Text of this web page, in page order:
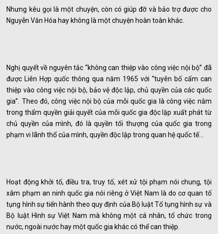
Nhưng kêu gọi là một chuyện, còn có giúp đỡ và bảo trợ được cho
Nguyễn Văn Hóa hay không là một chuyện hoàn toàn khác.
Nghị quyết về nguyên tắc “không can thiệp vào công việc nội bộ” đã
được Liên Hợp quốc thông qua năm 1965 với “tuyên bố cấm can
thiệp vào công việc nội bộ, bảo vệ độc lập, chủ quyền của các quốc
gia”. Theo đó, công việc nội bộ của mỗi quốc gia là công việc nằm
trong thẩm quyền giải quyết của mỗi quốc gia độc lập xuất phát từ
chủ quyền của mình, đó là quyền tối thượng của quốc gia trong
phạm vi lãnh thổ của mình, quyền độc lập trong quan hệ quốc tế…
Hoạt động khởi tố, điều tra, truy tố, xét xử tội phạm nói chung, tội
xâm phạm an ninh quốc gia nói riêng ở Việt Nam là do cơ quan tố
tụng hình sự tiến hành theo quy định của Bộ luật Tố tụng hình sự và
Bộ luật Hình sự Việt Nam mà không một cá nhân, tổ chức trong
nước, ngoài nước hay một quốc gia khác có thể can thiệp.